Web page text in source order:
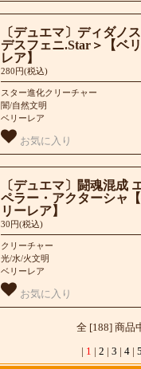
〔デュエマ〕ディダノ
デスフェニ.Star＞【ベ
レア】
280円(税込)
スター進化クリーチャー
闇/自然文明
ベリーレア
お気に入り
〔デュエマ〕闘魂混成
ペラー・アクターシャ
リーレア】
30円(税込)
クリーチャー
光/水/火文明
ベリーレア
お気に入り
全 [188] 商品
| 1 | 2 | 3 | 4 | 5